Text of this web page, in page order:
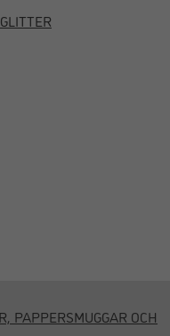
PAPPERSMUGGAR OCH